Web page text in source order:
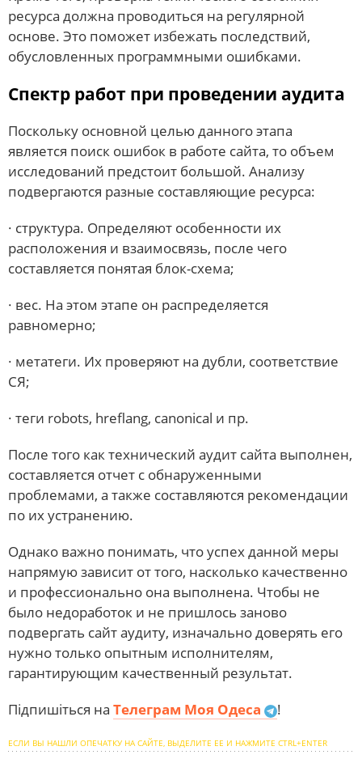
ресурса должна проводиться на регулярной
основе. Это поможет избежать последствий,
обусловленных программными ошибками.
Спектр работ при проведении аудита
Поскольку основной целью данного этапа
является поиск ошибок в работе сайта, то объем
исследований предстоит большой. Анализу
подвергаются разные составляющие ресурса:
· структура. Определяют особенности их
расположения и взаимосвязь, после чего
составляется понятая блок-схема;
· вес. На этом этапе он распределяется
равномерно;
· метатеги. Их проверяют на дубли, соответствие
СЯ;
· теги robots, hreflang, canonical и пр.
После того как технический аудит сайта выполнен,
составляется отчет с обнаруженными
проблемами, а также составляются рекомендации
по их устранению.
Однако важно понимать, что успех данной меры
напрямую зависит от того, насколько качественно
и профессионально она выполнена. Чтобы не
было недоработок и не пришлось заново
подвергать сайт аудиту, изначально доверять его
нужно только опытным исполнителям,
гарантирующим качественный результат.
Підпишіться на Телеграм Моя Одеса !
ЕСЛИ ВЫ НАШЛИ ОПЕЧАТКУ НА САЙТЕ, ВЫДЕЛИТЕ ЕЕ И НАЖМИТЕ CTRL+ENTER